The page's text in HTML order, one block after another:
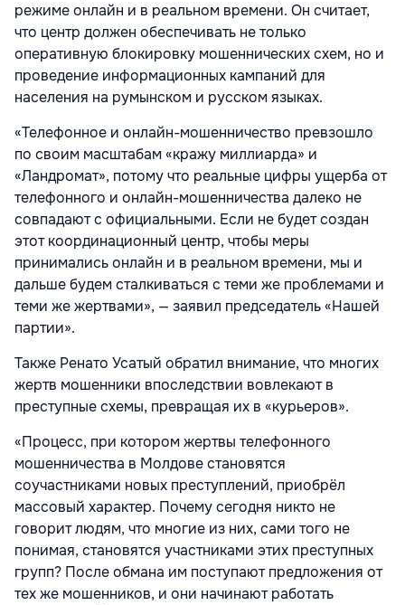
режиме онлайн и в реальном времени. Он считает,
что центр должен обеспечивать не только
оперативную блокировку мошеннических схем, но и
проведение информационных кампаний для
населения на румынском и русском языках.
«Телефонное и онлайн-мошенничество превзошло
по своим масштабам «кражу миллиарда» и
«Ландромат», потому что реальные цифры ущерба от
телефонного и онлайн-мошенничества далеко не
совпадают с официальными. Если не будет создан
этот координационный центр, чтобы меры
принимались онлайн и в реальном времени, мы и
дальше будем сталкиваться с теми же проблемами и
теми же жертвами», — заявил председатель «Нашей
партии».
Также Ренато Усатый обратил внимание, что многих
жертв мошенники впоследствии вовлекают в
преступные схемы, превращая их в «курьеров».
«Процесс, при котором жертвы телефонного
мошенничества в Молдове становятся
соучастниками новых преступлений, приобрёл
массовый характер. Почему сегодня никто не
говорит людям, что многие из них, сами того не
понимая, становятся участниками этих преступных
групп? После обмана им поступают предложения от
тех же мошенников, и они начинают работать